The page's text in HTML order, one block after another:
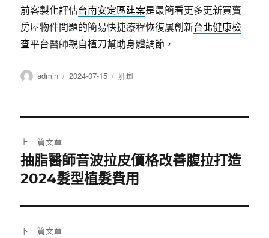
前客製化評估台南安定區建案是最簡看更多更新買賣
房屋物件問題的簡易快捷療程恢復屢創新台北健康檢
查平台醫師親自植刀幫助身體調節，
作
admin
發
2024-07-15
分
肝斑
章
導
覽
上一篇文章
上
一
文
章:
抽脂醫師音波拉皮價格改善腹拉打造
2024髮型植髮費用
下一篇文章